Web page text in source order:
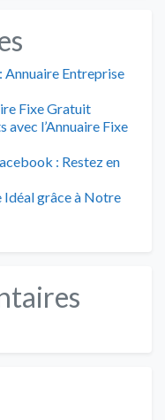
Annuaire Entreprise
Fixe Gratuit
l’Annuaire Fixe
: Restez en
grâce à Notre